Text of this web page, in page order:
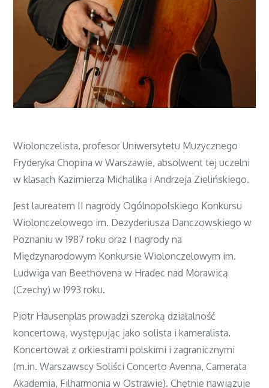
Wiolonczelista, profesor Uniwersytetu Muzycznego
Fryderyka Chopina w Warszawie, absolwent tej uczelni
w klasach Kazimierza Michalika i Andrzeja Zielińskiego.
Jest laureatem II nagrody Ogólnopolskiego Konkursu
Wiolonczelowego im. Dezyderiusza Danczowskiego w
Poznaniu w 1987 roku oraz I nagrody na
Międzynarodowym Konkursie Wiolonczelowym im.
Ludwiga van Beethovena w Hradec nad Morawicą
(Czechy) w 1993 roku.
Piotr Hausenplas prowadzi szeroką działalność
koncertową, występując jako solista i kameralista.
Koncertował z orkiestrami polskimi i zagranicznymi
(m.in. Warszawscy Soliści Concerto Avenna, Camerata
Akademia, Filharmonia w Ostrawie). Chętnie nawiązuje